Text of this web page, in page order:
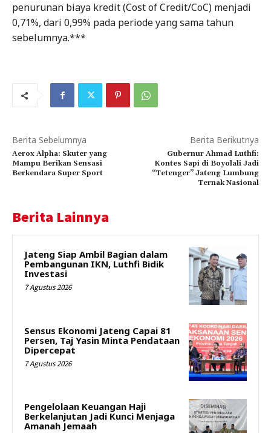
penurunan biaya kredit (Cost of Credit/CoC) menjadi
0,71%, dari 0,99% pada periode yang sama tahun
sebelumnya.***
Berita Sebelumnya
Aerox Alpha: Skuter yang
Mampu Berikan Sensasi
Berkendara Super Sport
Berita Berikutnya
Gubernur Ahmad Luthfi:
Kontes Sapi di Boyolali Jadi
“Tetenger” Jateng Lumbung
Ternak Nasional
Berita Lainnya
Jateng Siap Ambil Bagian dalam
Pembangunan IKN, Luthfi Bidik
Investasi
7 Agustus 2026
Sensus Ekonomi Jateng Capai 81
Persen, Taj Yasin Minta Pendataan
Dipercepat
7 Agustus 2026
Pengelolaan Keuangan Haji
Berkelanjutan Jadi Kunci Menjaga
Amanah Jemaah